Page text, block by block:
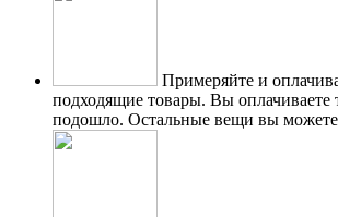
Примеряйте и
подходящие товары. Вы оплачиваете
подошло. Остальные вещи вы можете